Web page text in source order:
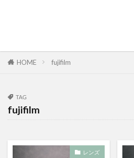
HOME fujifilm
TAG
fujifilm
レンズ